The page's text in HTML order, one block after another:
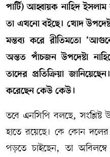
পার্টি) আহ্বায়ক নাহিদ
তা এখনো বইছে। খোদ
মন্তব্য করে রীতিমতো
অন্তত পাঁচজন উপদেষ্টা
তাদের প্রতিক্রিয়া
করেছেন কেউ কেউ।
তবে এনসিপি বলছে, সংশ্লিষ্ট
হাতে রয়েছে। কে কোন দলের
পড়তে চাইছেন, তা